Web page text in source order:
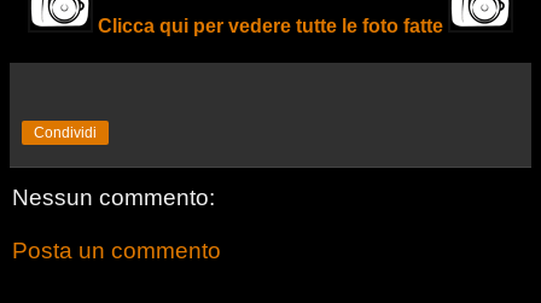
Clicca qui per vedere tutte le foto fatte
Condividi
Nessun commento:
Posta un commento